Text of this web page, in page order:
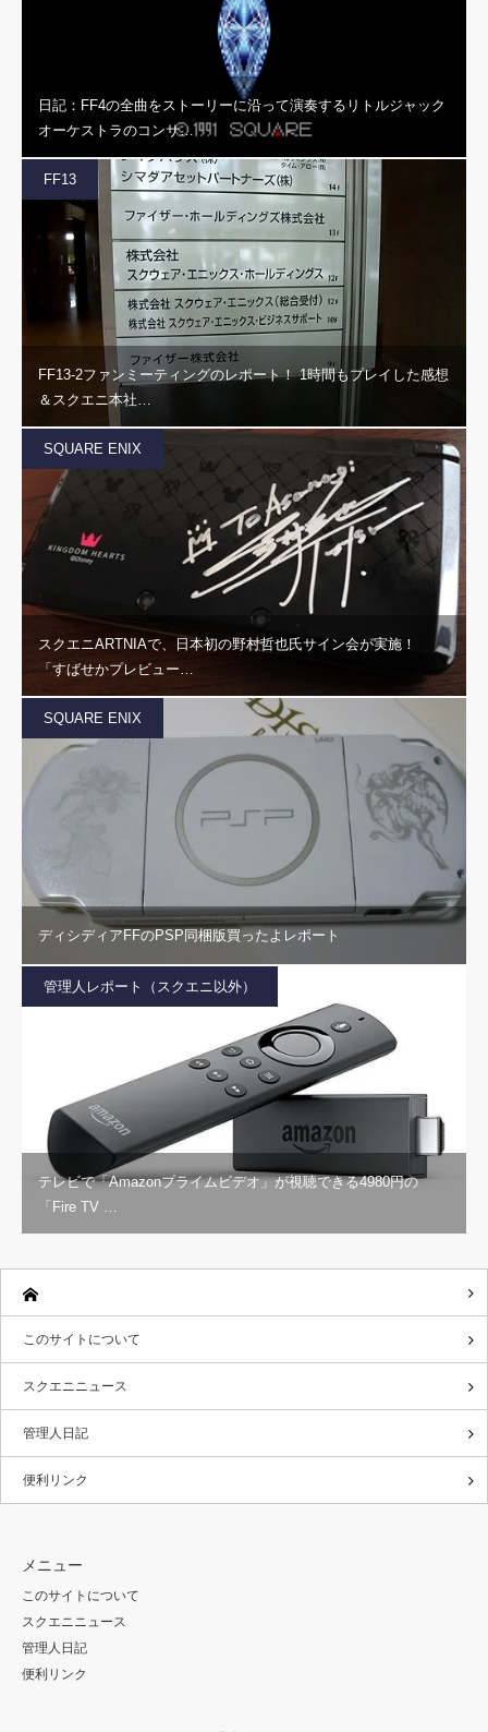
日記：FF4の全曲をストーリーに沿って演奏するリトルジャック
オーケストラのコンサ…
FF13
FF13-2ファンミーティングのレポート！ 1時間もプレイした感想
＆スクエニ本社…
SQUARE ENIX
スクエニARTNIAで、日本初の野村哲也氏サイン会が実施！
「すばせかプレビュー…
SQUARE ENIX
ディシディアFFのPSP同梱版買ったよレポート
管理人レポート（スクエニ以外）
テレビで「Amazonプライムビデオ」が視聴できる4980円の
「Fire TV …
このサイトについて
スクエニニュース
管理人日記
便利リンク
メニュー
このサイトについて
スクエニニュース
管理人日記
便利リンク